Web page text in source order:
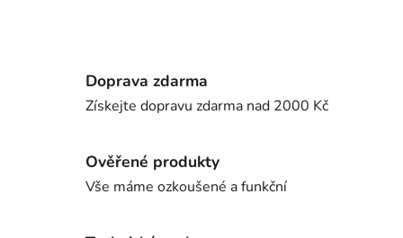
Doprava zdarma
Získejte dopravu zdarma nad 2000 Kč
Ověřené produkty
Vše máme ozkoušené a funkční